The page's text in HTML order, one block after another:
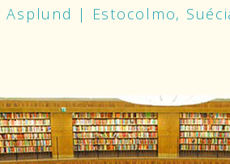
| Estocolmo,